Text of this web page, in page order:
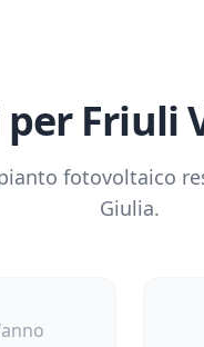
per Friuli
fotovoltaico
Giulia.